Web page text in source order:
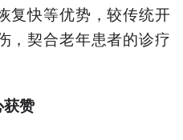
复快等优势，较传统开
，契合老年患者的诊疗
赞